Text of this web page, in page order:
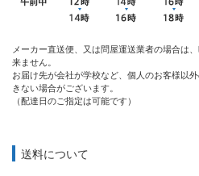
メーカー直送便、又は問屋運送業者の場合は
来ません。
お届け先が会社が学校など、個人のお客様以
きない場合がございます。
（配達日のご指定は可能です）
送料について